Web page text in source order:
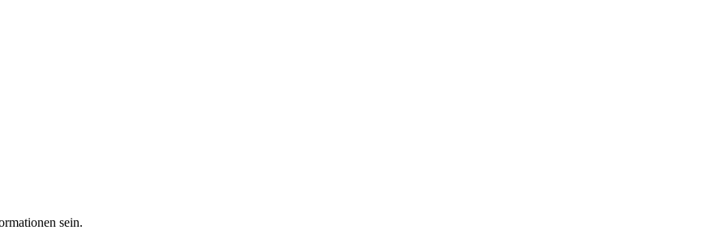
sein.